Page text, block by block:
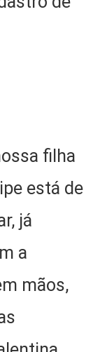
filha
está de
já
a
mãos,